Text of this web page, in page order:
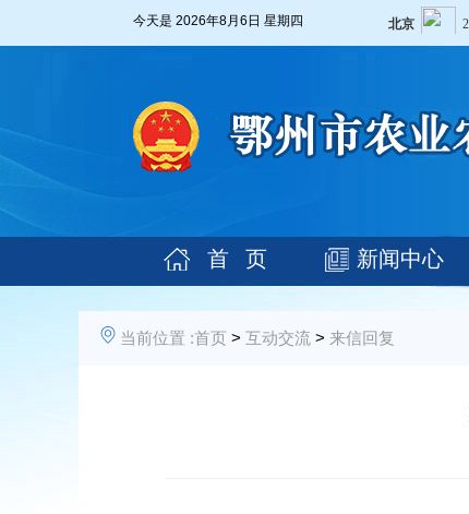
今天是 2026年8月6日 星期四
首 页 新闻中心
当前位置 :首页 > 互动交流 > 来信回复